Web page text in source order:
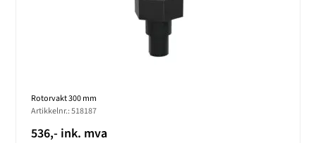
Rotorvakt 300 mm
Artikkelnr.: 518187
536,- ink. mva